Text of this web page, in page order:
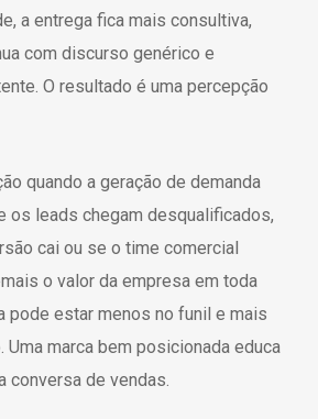
a entrega fica mais consultiva,
com discurso genérico e
O resultado é uma percepção
quando a geração de demanda
os leads chegam desqualificados,
cai ou se o time comercial
o valor da empresa em toda
pode estar menos no funil e mais
Uma marca bem posicionada educa
conversa de vendas.